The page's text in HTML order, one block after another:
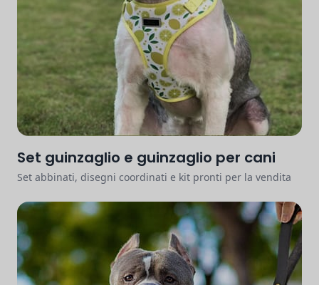
Set guinzaglio e guinzaglio per cani
Set abbinati, disegni coordinati e kit pronti per la vendita